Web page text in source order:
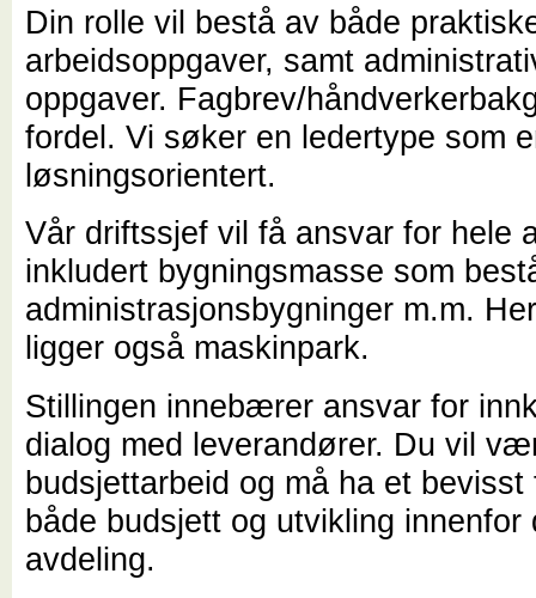
Din rolle vil bestå av både
arbeidsoppgaver, samt
oppgaver. Fagbrev/
fordel. Vi søker en ledertype som
løsningsorientert.
Vår driftssjef vil få ansvar for hele
inkludert bygningsmasse som
administrasjonsbygninger m.m.
ligger også maskinpark.
Stillingen innebærer ansvar for
dialog med leverandører. Du vil
budsjettarbeid og må ha et bevisst
både budsjett og utvikling innenfor
avdeling.